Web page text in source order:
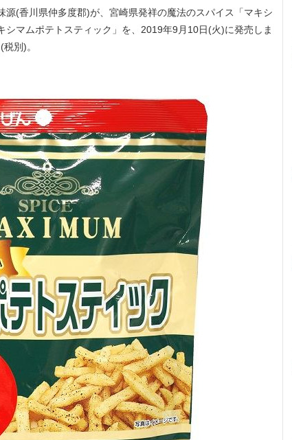
(香川県仲多度郡)が、宮崎県発祥の魔法のスパイス「マキシ
シマムポテトスティック」を、2019年9月10日(火)に発売しま
別)。